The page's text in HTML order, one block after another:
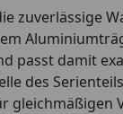
zuverlässige
passt damit
des